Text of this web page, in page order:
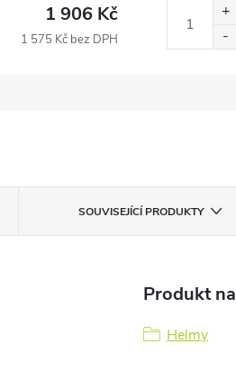
1 906 Kč
1 575 Kč bez DPH
SOUVISEJÍCÍ PRODUKTY
Produkt
Helmy